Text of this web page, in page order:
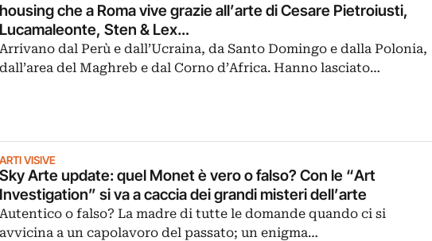
housing che a Roma vive grazie all’arte di Cesare Pietroiusti,
Lucamaleonte, Sten & Lex…
Arrivano dal Perù e dall’Ucraina, da Santo Domingo e dalla Polonia,
dall’area del Maghreb e dal Corno d’Africa. Hanno lasciato…
ARTI VISIVE
Arte update: quel Monet è vero o falso? Con le “Art
Investigation” si va a caccia dei grandi misteri dell’arte
Autentico o falso? La madre di tutte le domande quando ci si
a un capolavoro del passato; un enigma…